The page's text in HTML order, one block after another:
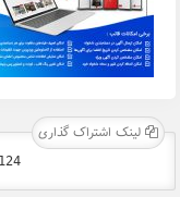
لینک اشتراک گذاری